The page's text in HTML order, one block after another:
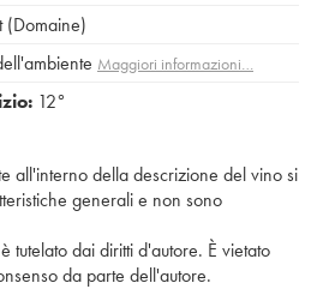
(Domaine)
Maggiori informazioni…
12°
all'interno della descrizione del vino si
generali e non sono
tutelato dai diritti d'autore. È vietato
da parte dell'autore.